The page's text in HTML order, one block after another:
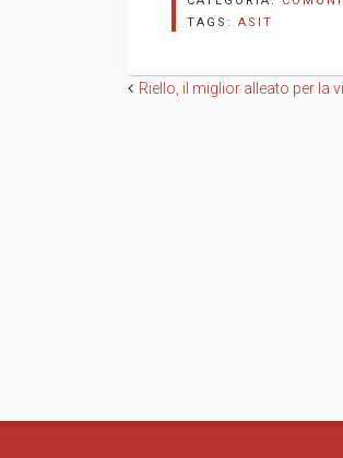
TAGS: ASIT
Navigazione
Riello, il miglior alleato per la